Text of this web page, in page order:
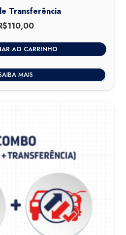
Transferência
110,00
AO CARRINHO
MAIS